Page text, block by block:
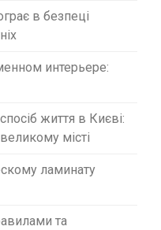
в безпеці
интерьере:
життя в Києві:
місті
ламинату
та